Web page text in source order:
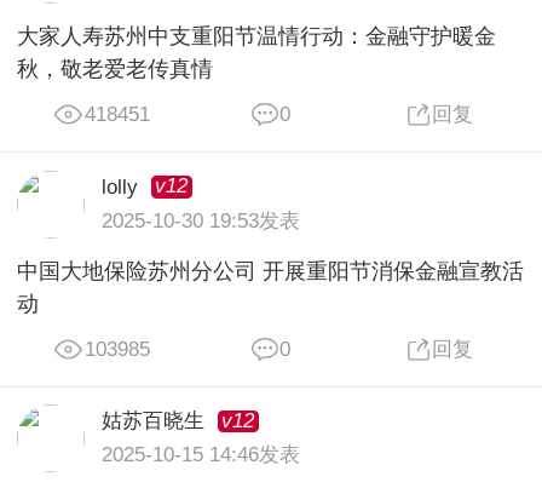
大家人寿苏州中支重阳节温情行动：金融守护暖金
秋，敬老爱老传真情
418451 0 回复
lolly
v12
2025-10-30 19:53发表
中国大地保险苏州分公司 开展重阳节消保金融宣教活
动
103985 0 回复
姑苏百晓生
v12
2025-10-15 14:46发表